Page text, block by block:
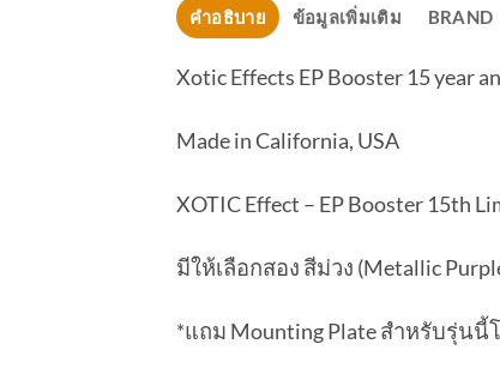
คำอธิบาย ข้อมูลเพิ่มเติม BRAND
Xotic Effects EP Booster 15 year
Made in California, USA
XOTIC Effect – EP Booster 15th
มีให้เลือกสอง สีม่วง (Metallic
*แถม Mounting Plate สำหรับรุ่นนี้